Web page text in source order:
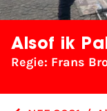
Alsof ik
Regie: Frans